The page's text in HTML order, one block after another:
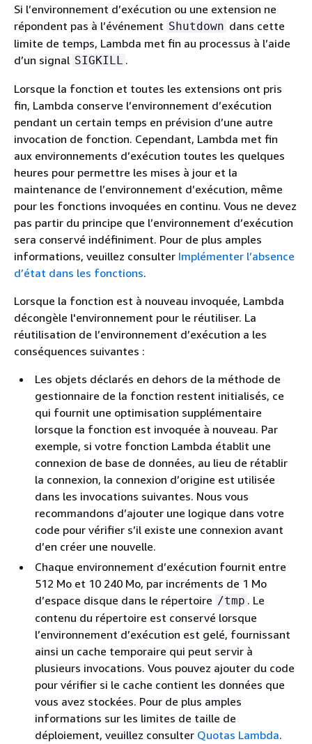
Si l’environnement d’exécution ou une extension ne
répondent pas à l’événement Shutdown dans cette
limite de temps, Lambda met fin au processus à l’aide
d’un signal SIGKILL .
Lorsque la fonction et toutes les extensions ont pris
fin, Lambda conserve l’environnement d’exécution
pendant un certain temps en prévision d’une autre
invocation de fonction. Cependant, Lambda met fin
aux environnements d’exécution toutes les quelques
heures pour permettre les mises à jour et la
maintenance de l’environnement d’exécution, même
pour les fonctions invoquées en continu. Vous ne devez
pas partir du principe que l’environnement d’exécution
sera conservé indéfiniment. Pour de plus amples
informations, veuillez consulter Implémenter l’absence
d’état dans les fonctions.
Lorsque la fonction est à nouveau invoquée, Lambda
décongèle l'environnement pour le réutiliser. La
réutilisation de l’environnement d’exécution a les
conséquences suivantes :
Les objets déclarés en dehors de la méthode de
gestionnaire de la fonction restent initialisés, ce
qui fournit une optimisation supplémentaire
lorsque la fonction est invoquée à nouveau. Par
exemple, si votre fonction Lambda établit une
connexion de base de données, au lieu de rétablir
la connexion, la connexion d’origine est utilisée
dans les invocations suivantes. Nous vous
recommandons d’ajouter une logique dans votre
code pour vérifier s’il existe une connexion avant
d’en créer une nouvelle.
Chaque environnement d’exécution fournit entre
512 Mo et 10 240 Mo, par incréments de 1 Mo
d’espace disque dans le répertoire /tmp . Le
contenu du répertoire est conservé lorsque
l’environnement d’exécution est gelé, fournissant
ainsi un cache temporaire qui peut servir à
plusieurs invocations. Vous pouvez ajouter du code
pour vérifier si le cache contient les données que
vous avez stockées. Pour de plus amples
informations sur les limites de taille de
déploiement, veuillez consulter Quotas Lambda.